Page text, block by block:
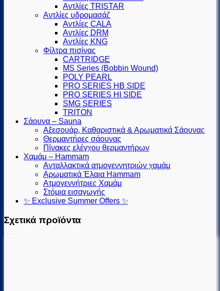
Αντλίες TRISTAR
Αντλίες υδρομασάζ
Αντλίες CALA
Αντλίες DRM
Αντλίες KNG
Φίλτρα πισίνας
CARTRIDGE
MS Series (Βobbin Wound)
POLY PEARL
PRO SERIES HB SIDE
PRO SERIES HI SIDE
SMG SERIES
TRITON
Σάουνα – Sauna
Αξεσουάρ, Καθαριστικά & Αρωματικά Σάουνας
Θερμαντήρες σάουνας
Πίνακες ελέγχου θερμαντήρων
Χαμάμ – Hammam
Ανταλλακτικά ατμογεννητριών χαμάμ
Αρωματικά Έλαια Hammam
Ατμογεννήτριες Χαμάμ
Στόμια εισαγωγής
✨ Exclusive Summer Offers ✨
Σχετικά προϊόντα